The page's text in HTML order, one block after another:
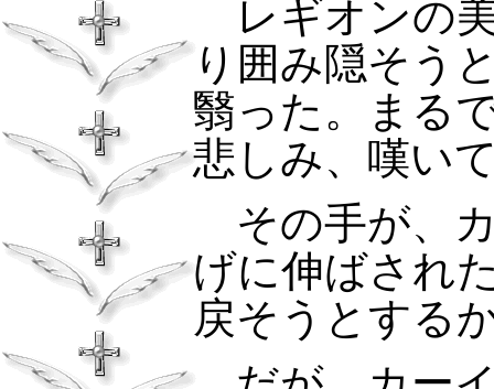
レギオンの
り囲み隠そう
翳った。まる
悲しみ、嘆い
その手が、
げに伸ばされ
戻そうとする